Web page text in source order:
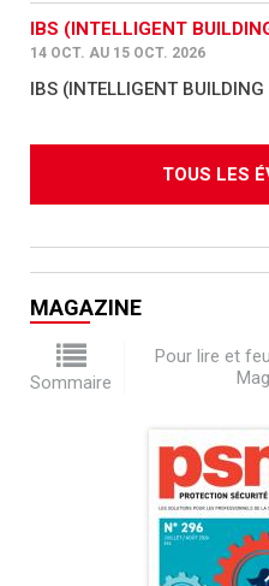
IBS (INTELLIGENT
14 OCT. AU 15 OCT. 2026
IBS (INTELLIGENT BUILDING
TOUS LES
MAGAZINE
Sommaire
Pour lire et